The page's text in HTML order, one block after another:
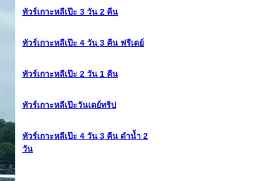
ทัวร์เกาะหลีเป๊ะ 3 วัน 2 คืน
ทัวร์เกาะหลีเป๊ะ 4 วัน 3 คืน ฟรีเดย์
ทัวร์เกาะหลีเป๊ะ 2 วัน 1 คืน
ทัวร์เกาะหลีเป๊ะวันเดย์ทริป
ทัวร์เกาะหลีเป๊ะ 4 วัน 3 คืน ดำน้ำ 2
วัน